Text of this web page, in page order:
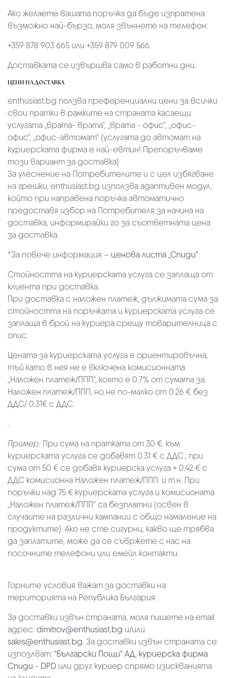
Ако желаете вашата поръчка да бъде изпратена
възможно най-бързо, моля звъннете на телефон:
+359 878 903 665 или +359 879 009 566.
Доставката се извършва само в работни дни.
ЦЕНИ НА ДОСТАВКА
enthusiast.bg ползва преференциални цени за всички
свои пратки в рамките на страната касаещи
услугата „врата- врата“, „врата - офис“, „oфис-
офис“, „офис-автомат“ (услугата до автомат на
куриерската фирма е най-евтин! Препоръчваме
този вариант за доставка)
За улеснение на Потребителите и с цел избягване
на грешки, enthusiast.bg използва адаптивен модул,
който при направена поръчка автоматично
предоставя избор на Потребителя за начина на
доставка, информирайки го за съответната цена
за доставка.
*За повече информация – ценова листа „Спиди“
Стойността на куриерската услуга се заплаща от
клиента при доставка.
При доставка с наложен платеж, дължимата сума за
стойността на поръчката и куриерската услуга се
заплаща в брой на куриера срещу товарителница с
опис.
Цената за куриерската услуга е ориентировъчна,
тъй като в нея не е включена комисионната
„Наложен платеж/ППП“, която е 0.7% от сумата за
Наложен платеж/ППП, но не по-малко от 0.26 € без
ДДС/ 0.31€ с ДДС.
.
Пример: При сума на пратката от 30 €. към
куриерската услуга се добавят 0.31 € с ДДС.; при
сума от 50 € се добавя куриерска услуга + 0.42 € с
ДДС комисионна Наложен платеж/ППП. и т.н. При
поръчки над 75 € куриерската услуга и комисионата
„Наложен платеж/ППП“ са безплатни (освен в
случаите на различни кампании с общо намаление на
продуктите). Ако не сте сигурни, какво ще трябва
да заплатите, може да се съвржете с нас на
посочните телефони или емейл контакти.
Горните условия важат за доставки на
територията на Република България.
За доставки извън страната, моля пишете на email
адрес: dimitrov@enthusiast.bg и/или
sales@enthusiast.bg. За доставки извън страната се
изпозлват: "Български Пощи" АД, куриерска фирма
Спиди - DPD или друг куриер спрямо изискванията